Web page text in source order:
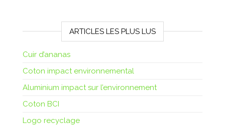
ARTICLES LES PLUS LUS
Cuir d’ananas
Coton impact environnemental
Aluminium impact sur l’environnement
Coton BCI
Logo recyclage